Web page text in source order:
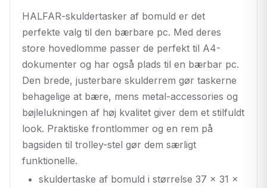
HALFAR-skuldertasker af bomuld er det
perfekte valg til den bærbare pc. Med deres
store hovedlomme passer de perfekt til A4-
dokumenter og har også plads til en bærbar pc.
Den brede, justerbare skulderrem gør taskerne
behagelige at bære, mens metal-accessories og
bøjlelukningen af høj kvalitet giver dem et stilfuldt
look. Praktiske frontlommer og en rem på
bagsiden til trolley-stel gør dem særligt
funktionelle.
skuldertaske af bomuld i størrelse 37 x 31 x